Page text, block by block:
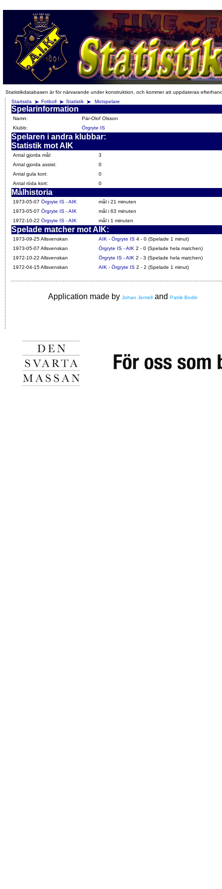
Statistikdatabasen är för närvarande under konstruktion, och kommer att uppdateras
Startsida
Fotboll Statistik Motspelare
Spelarinformation
Namn:
Pär-Olof Olsson
Klubb:
Örgryte IS
Spelaren i andra klubbar:
Statistik mot AIK
Antal gjorda mål:
3
Antal gjorda assist:
0
Antal gula kort:
0
Antal röda kort:
0
Målhistoria
1973-05-07 Örgryte IS - AIK
mål i 21 minuten
1973-05-07 Örgryte IS - AIK
mål i 63 minuten
1972-10-22 Örgryte IS - AIK mål i 1 minuten
Spelade matcher mot AIK:
1973-09-25 Allsvenskan AIK - Örgryte IS 4 - 0 (Spelade 1 minut)
1973-05-07 Allsvenskan
Örgryte IS - AIK 2 - 0 (Spelade hela matchen)
1972-10-22 Allsvenskan
Örgryte IS - AIK 2 - 3 (Spelade hela matchen)
1972-04-15 Allsvenskan
AIK - Örgryte IS 2 - 2 (Spelade 1 minut)
Application made by Johan Jentell and Patrik Bodin